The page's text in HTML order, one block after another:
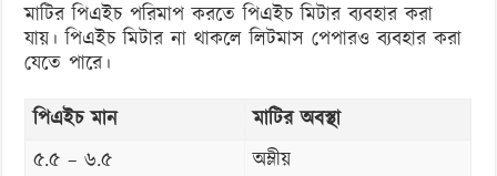
মাটির পিএইচ পরিমাপ করতে পিএইচ মিটার ব্যবহার করা
যায়। পিএইচ মিটার না থাকলে লিটমাস পেপারও ব্যবহার করা
যেতে পারে।
পিএইচ মান
মাটির অবস্থা
৫.৫ – ৬.৫
অম্লীয়